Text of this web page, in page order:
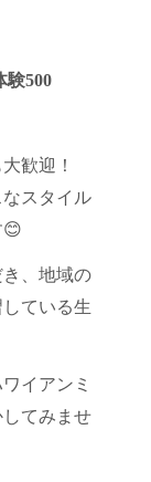
験500
歓迎！
なスタイル
😊
、地域の
ている生
イアンミ
てみませ